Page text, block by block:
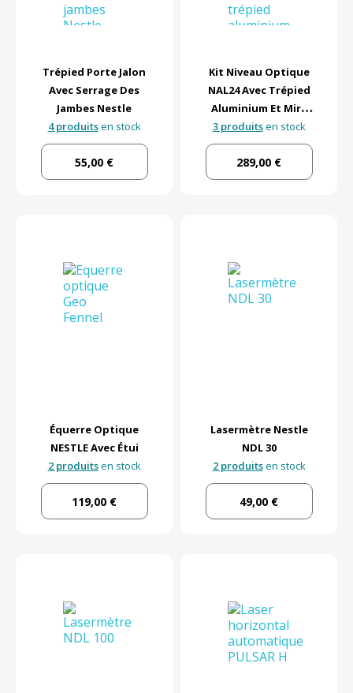
Trépied Porte Jalon
Avec Serrage Des
Jambes Nestle
4 produitsen stock
55,00 €
Kit Niveau Optique
NAL24 Avec Trépied
Aluminium Et Mire
Télescopique
Nestle
Grossissement X24
3 produitsen stock
289,00 €
Équerre Optique
NESTLE Avec Étui
2 produitsen stock
119,00 €
Lasermètre Nestle
NDL 30
2 produitsen stock
49,00 €